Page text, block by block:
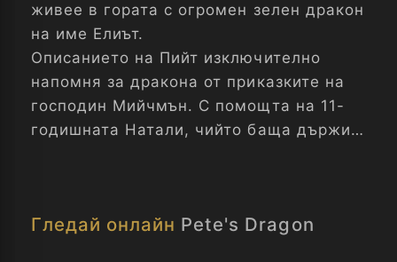
живее в гората с огромен зелен дракон
на име Елиът.
Описанието на Пийт изключително
напомня за дракона от приказките на
господин Мийчмън. С помощта на 11-
годишната Натали, чийто баща държи
каква точно е истината за дракона.
Гледай онлайн Pete's Dragon